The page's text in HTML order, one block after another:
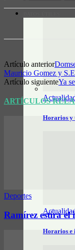
Horarios y
Horarios e
Artículo anterior
Mauricio Gomez y
Artículo siguienteYa
ARTÍCULOS
Deportes
Ramírez estira el